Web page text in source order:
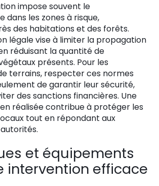
impose souvent le
dans les zones à risque,
des habitations et des forêts.
légale vise à limiter la propagation
réduisant la quantité de
présents. Pour les
terrains, respecter ces normes
de garantir leur sécurité,
des sanctions financières. Une
réalisée contribue à protéger les
tout en répondant aux
et équipements
intervention efficace